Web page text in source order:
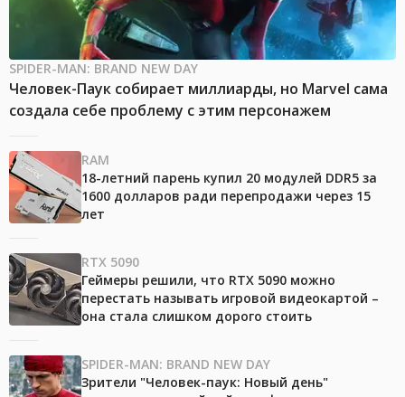
SPIDER-MAN: BRAND NEW DAY
Человек-Паук собирает миллиарды, но Marvel сама
создала себе проблему с этим персонажем
RAM
18-летний парень купил 20 модулей DDR5 за
1600 долларов ради перепродажи через 15
лет
RTX 5090
Геймеры решили, что RTX 5090 можно
перестать называть игровой видеокартой –
она стала слишком дорого стоить
SPIDER-MAN: BRAND NEW DAY
Зрители "Человек-паук: Новый день"